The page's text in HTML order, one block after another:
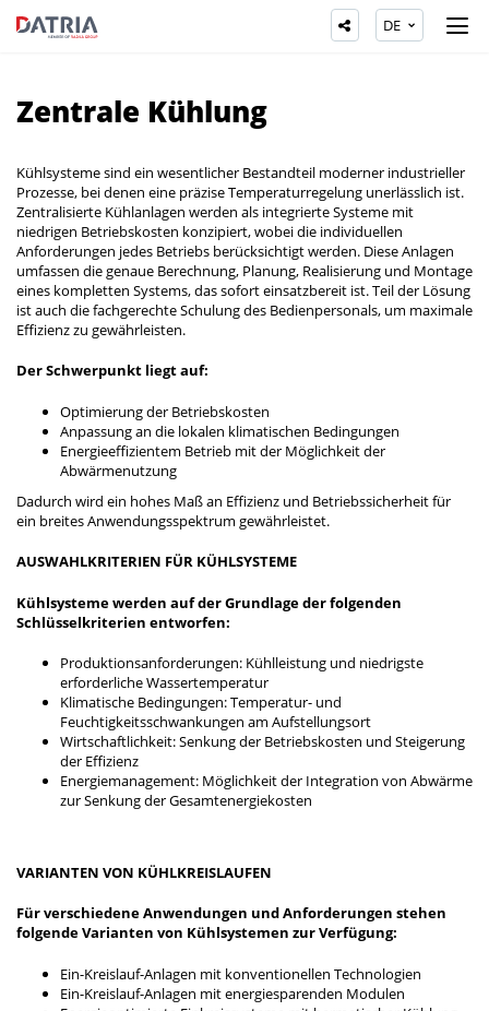
DE
Zentrale Kühlung
Kühlsysteme sind ein wesentlicher Bestandteil moderner industrieller
Prozesse, bei denen eine präzise Temperaturregelung unerlässlich ist.
Zentralisierte Kühlanlagen werden als integrierte Systeme mit
niedrigen Betriebskosten konzipiert, wobei die individuellen
Anforderungen jedes Betriebs berücksichtigt werden. Diese Anlagen
umfassen die genaue Berechnung, Planung, Realisierung und Montage
eines kompletten Systems, das sofort einsatzbereit ist. Teil der Lösung
ist auch die fachgerechte Schulung des Bedienpersonals, um maximale
Effizienz zu gewährleisten.
Der Schwerpunkt liegt auf:
Optimierung der Betriebskosten
Anpassung an die lokalen klimatischen Bedingungen
Energieeffizientem Betrieb mit der Möglichkeit der
Abwärmenutzung
Dadurch wird ein hohes Maß an Effizienz und Betriebssicherheit für
ein breites Anwendungsspektrum gewährleistet.
AUSWAHLKRITERIEN FÜR KÜHLSYSTEME
Kühlsysteme werden auf der Grundlage der folgenden
Schlüsselkriterien entworfen:
Produktionsanforderungen: Kühlleistung und niedrigste
erforderliche Wassertemperatur
Klimatische Bedingungen: Temperatur- und
Feuchtigkeitsschwankungen am Aufstellungsort
Wirtschaftlichkeit: Senkung der Betriebskosten und Steigerung
der Effizienz
Energiemanagement: Möglichkeit der Integration von Abwärme
zur Senkung der Gesamtenergiekosten
VARIANTEN VON KÜHLKREISLAUFEN
Für verschiedene Anwendungen und Anforderungen stehen
folgende Varianten von Kühlsystemen zur Verfügung:
Ein-Kreislauf-Anlagen mit konventionellen Technologien
Ein-Kreislauf-Anlagen mit energiesparenden Modulen